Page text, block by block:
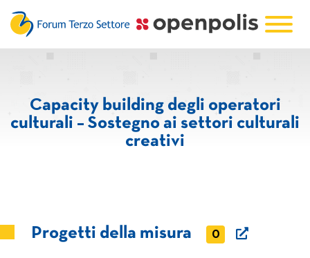
Capacity building degli operatori
culturali – Sostegno ai settori culturali
creativi
Progetti della misura 0